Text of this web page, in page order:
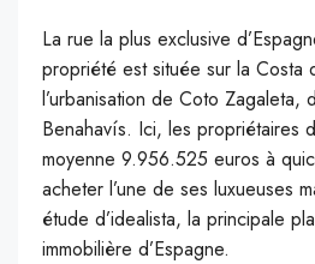
La rue la plus exclusive
propriété est située sur la Costa
l’urbanisation de Coto Zagaleta,
Benahavís. Ici, les propriétaires
moyenne 9.956.525 euros à
acheter l’une de ses luxueuses
étude d’idealista, la principale
immobilière d’Espagne.